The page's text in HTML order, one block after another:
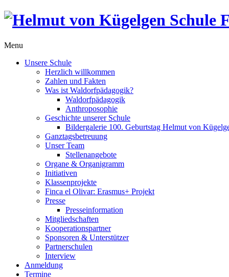
Menu
Unsere Schule
Herzlich willkommen
Zahlen und Fakten
Was ist Waldorfpädagogik?
Waldorfpädagogik
Anthroposophie
Geschichte unserer Schule
Bildergalerie 100. Geburtstag Helmut von
Ganztagsbetreuung
Unser Team
Stellenangebote
Organe & Organigramm
Initiativen
Klassenprojekte
Finca el Olivar: Erasmus+ Projekt
Presse
Presseinformation
Mitgliedschaften
Kooperationspartner
Sponsoren & Unterstützer
Partnerschulen
Interview
Anmeldung
Termine